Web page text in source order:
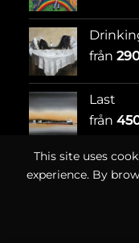
från
Last
från
This site uses
experience. By